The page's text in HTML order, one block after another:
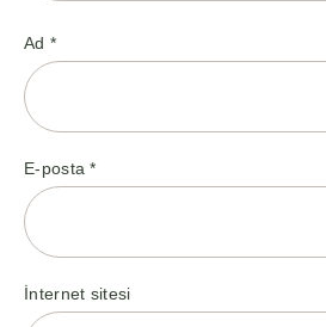
Ad *
E-posta*
İnternet sitesi